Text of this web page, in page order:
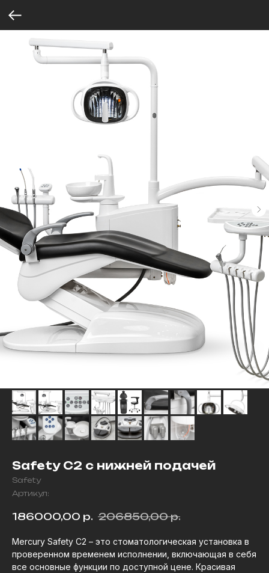
Safety C2 с нижней подачей
Safety
Артикул:
186000,00 р. 206850,00 р.
Mercury Safety C2 – это стоматологическая установка в
проверенном временем исполнении, включающая в себя
все основные функции по доступной цене. Красивая